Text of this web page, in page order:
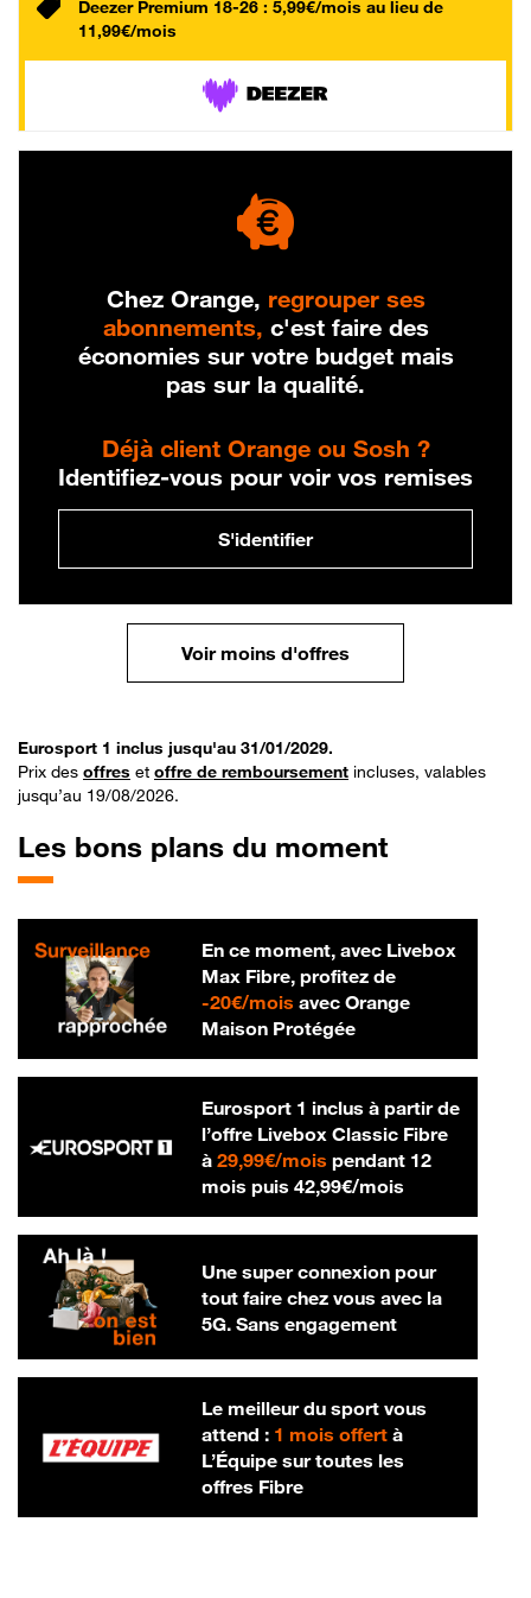
Deezer Premium 18-26 : 5,99€/mois au lieu de
11,99€/mois
Chez Orange, regrouper ses
abonnements, c'est faire des
économies sur votre budget mais
pas sur la qualité.
Déjà client Orange ou Sosh ?
Identifiez-vous pour voir vos remises
S'identifier
Voir moins d'offres
Eurosport 1 inclus jusqu'au 31/01/2029.
Prix des offres et offre de remboursement incluses, valables
jusqu’au 19/08/2026.
Les bons plans du moment
En ce moment, avec Livebox
Max Fibre, profitez de
-20€/mois20 € par mois
avec Orange
Maison Protégée
Eurosport 1 inclus à partir de
l’offre Livebox Classic Fibre
à 29,99€/mois29,99 € par mois
pendant 12
mois puis 42,99€/mois42,99 € par
Une super connexion pour
tout faire chez vous avec la
5G. Sans engagement
Le meilleur du sport vous
attend : 1 mois offertà
L’Équipe sur toutes les
offres Fibre